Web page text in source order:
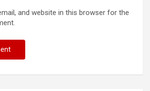
and website in this browser for the